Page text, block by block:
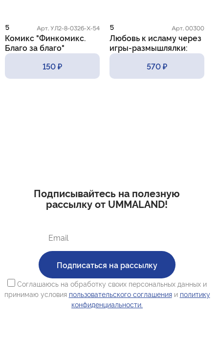
5 Арт. УЛ2-8-0326-Х-54
Комикс "Финкомикс.
Благо за благо"
150 ₽
5 Арт. 00300
Любовь к исламу через
игры-размышлялки:
практические приемы и
570 ₽
Подписывайтесь на полезную
рассылку от UMMALAND!
Подписаться на рассылку
Соглашаюсь на обработку своих персональных данных и
принимаю условия пользовательского соглашенияи политику
конфиденциальности.